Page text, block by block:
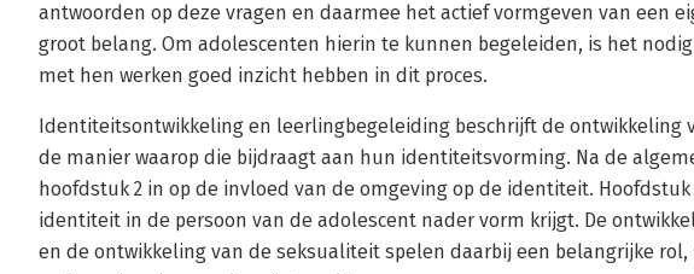
antwoorden op deze vragen en daarmee het actief vormgeven van een
groot belang. Om adolescenten hierin te kunnen begeleiden, is het
met hen werken goed inzicht hebben in dit proces.
Identiteitsontwikkeling en leerlingbegeleiding beschrijft de ontwikkeling
de manier waarop die bijdraagt aan hun identiteitsvorming. Na de
hoofdstuk 2 in op de invloed van de omgeving op de identiteit.
identiteit in de persoon van de adolescent nader vorm krijgt. De
en de ontwikkeling van de seksualiteit spelen daarbij een belangrijke